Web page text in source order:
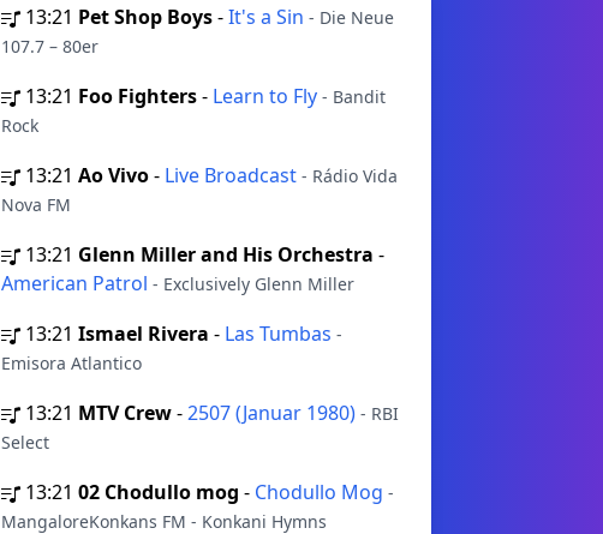
13:21 Pet Shop Boys-It's a Sin - Die Neue
107.7 – 80er
13:21 Foo Fighters- Learn to Fly - Bandit
Rock
13:21 Ao Vivo- Live Broadcast - Rádio Vida
Nova FM
13:21 Glenn Miller and His Orchestra -
American Patrol - Exclusively Glenn Miller
13:21 Ismael Rivera - Las Tumbas -
Emisora Atlantico
13:21 MTV Crew-2507 (Januar 1980) - RBI
Select
13:21 02 Chodullo mog - Chodullo Mog -
MangaloreKonkans FM - Konkani Hymns